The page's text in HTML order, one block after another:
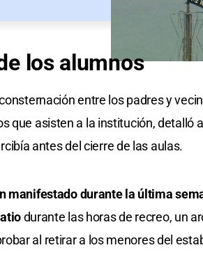
los alumnos
entre los padres y
que asisten a la institución, detalló
antes del cierre de las aulas.
manifestado durante la última
durante las horas de recreo, un
al retirar a los menores del